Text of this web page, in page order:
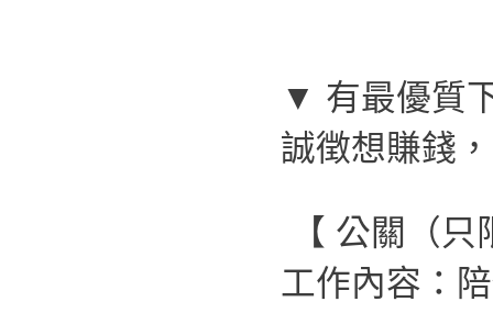
▼ 有最優質
誠徴想賺錢
【 公關（
工作內容：